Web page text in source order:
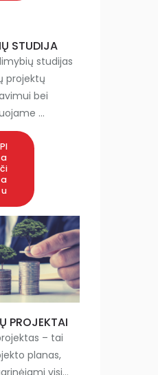
STUDIJA
studijas
projektų
bei
…
Pl
a
či
a
u
PROJEKTAI
– tai
planas,